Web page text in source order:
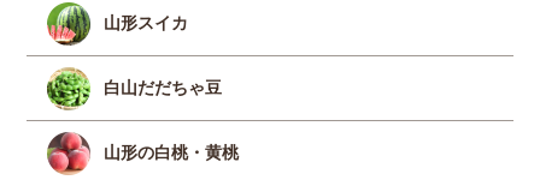
山形スイカ
白山だだちゃ豆
山形の白桃・黄桃